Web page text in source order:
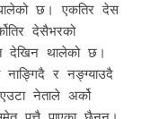
छ। एकतिर देस
देसैभरको
देखिन थालेको छ।
र नङ्ग्याउदै
नेताले अर्को